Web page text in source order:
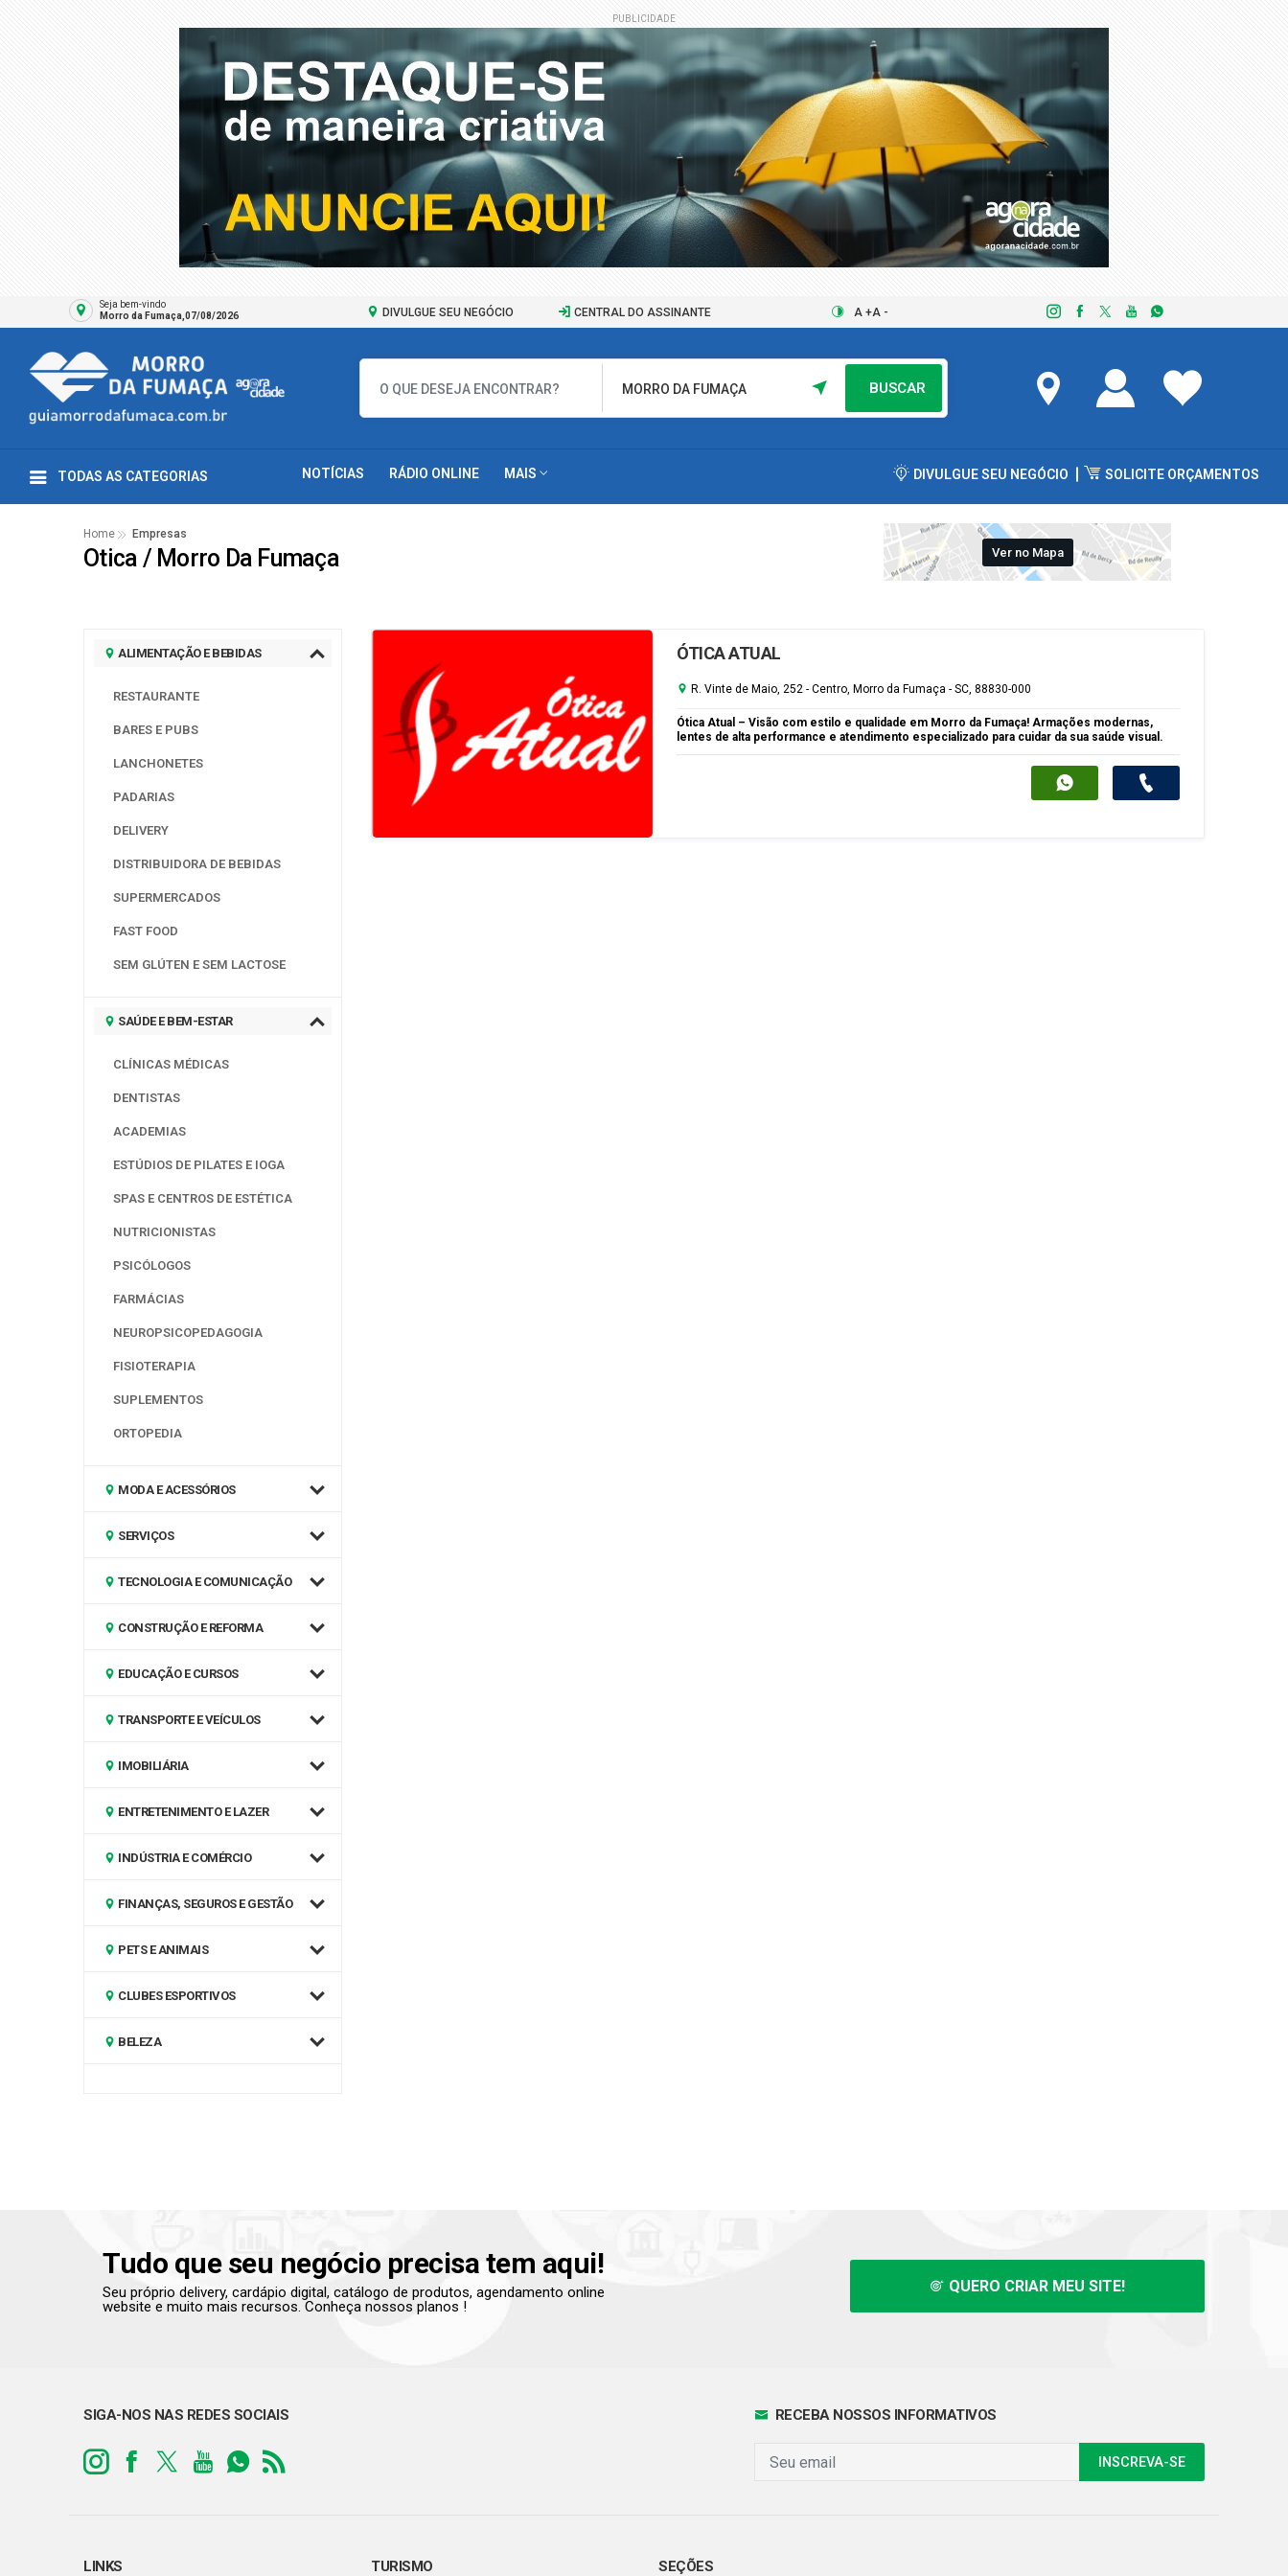
PUBLICIDADE
Seja bem-vindo
Morro da Fumaça,07/08/2026
DIVULGUE SEU NEGÓCIO CENTRAL DO ASSINANTE A +A -
TODAS AS CATEGORIAS NOTÍCIAS RÁDIO ONLINE MAIS DIVULGUE SEU NEGÓCIO SOLICITE ORÇAMENTOS
Home Empresas
Otica / Morro Da Fumaça Ver no Mapa
ALIMENTAÇÃO E BEBIDAS
RESTAURANTE
BARES E PUBS
LANCHONETES
PADARIAS
DELIVERY
DISTRIBUIDORA DE BEBIDAS
SUPERMERCADOS
FAST FOOD
SEM GLÚTEN E SEM LACTOSE
SAÚDE E BEM-ESTAR
CLÍNICAS MÉDICAS
DENTISTAS
ACADEMIAS
ESTÚDIOS DE PILATES E IOGA
SPAS E CENTROS DE ESTÉTICA
NUTRICIONISTAS
PSICÓLOGOS
FARMÁCIAS
NEUROPSICOPEDAGOGIA
FISIOTERAPIA
SUPLEMENTOS
ORTOPEDIA
MODA E ACESSÓRIOS
SERVIÇOS
TECNOLOGIA E COMUNICAÇÃO
CONSTRUÇÃO E REFORMA
EDUCAÇÃO E CURSOS
TRANSPORTE E VEÍCULOS
IMOBILIÁRIA
ENTRETENIMENTO E LAZER
INDÚSTRIA E COMÉRCIO
FINANÇAS, SEGUROS E GESTÃO
PETS E ANIMAIS
CLUBES ESPORTIVOS
BELEZA
ÓTICA ATUAL
R. Vinte de Maio, 252 - Centro, Morro da Fumaça - SC, 88830-000
Ótica Atual – Visão com estilo e qualidade em Morro da Fumaça! Armações modernas,
lentes de alta performance e atendimento especializado para cuidar da sua saúde visual.
Tudo que seu negócio precisa tem aqui!
Seu próprio delivery, cardápio digital, catálogo de produtos, agendamento online
website e muito mais recursos. Conheça nossos planos !
QUERO CRIAR MEU SITE!
SIGA-NOS NAS REDES SOCIAIS RECEBA NOSSOS INFORMATIVOS
INSCREVA-SE
LINKS TURISMO SEÇÕES